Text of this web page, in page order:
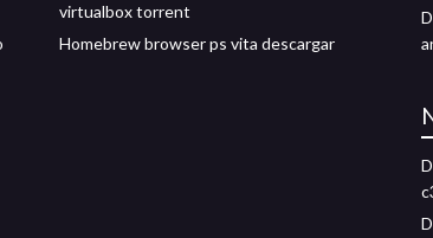
virtualbox torrent
Homebrew browser ps vita descargar